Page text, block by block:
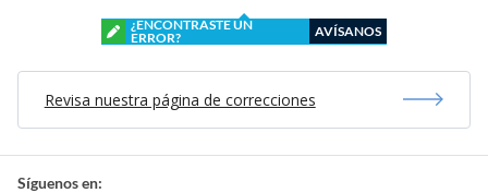
¿ENCONTRASTE UN
ERROR?
AVÍSANOS
Revisa nuestra página de correcciones
Síguenos en: